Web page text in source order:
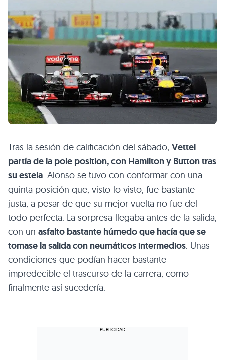
Tras la sesión de calificación del sábado, Vettel
partía de la pole position, con Hamilton y Button tras
su estela. Alonso se tuvo con conformar con una
quinta posición que, visto lo visto, fue bastante
justa, a pesar de que su mejor vuelta no fue del
todo perfecta. La sorpresa llegaba antes de la salida,
con un asfalto bastante húmedo que hacía que se
tomase la salida con neumáticos intermedios. Unas
condiciones que podían hacer bastante
impredecible el trascurso de la carrera, como
finalmente así sucedería.